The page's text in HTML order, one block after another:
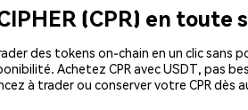
(CPR) en toute
des tokens on-chain en un clic sans
Achetez CPR avec USDT, pas
à trader ou conserver votre CPR dès